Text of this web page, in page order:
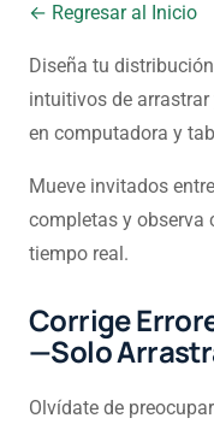
← Regresar al Inicio
Diseña tu
intuitivos de
en computadora y
Mueve invitados
completas y observa
tiempo real.
Corrige
—Solo
Olvídate de